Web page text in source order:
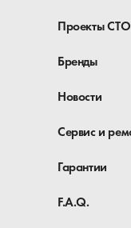
Проекты СТО
Бренды
Новости
Сервис и
Гарантии
F.A.Q.